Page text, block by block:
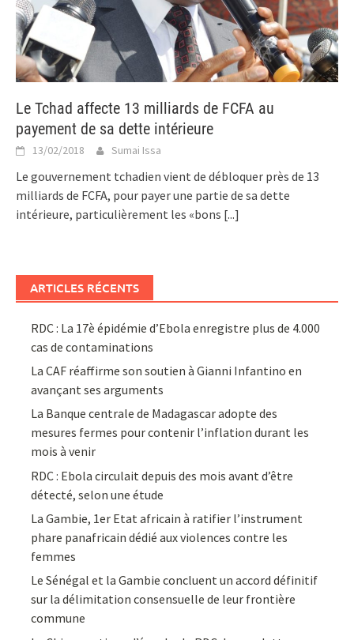
Le Tchad affecte 13 milliards de FCFA au
payement de sa dette intérieure
13/02/2018 Sumai Issa
Le gouvernement tchadien vient de débloquer près de 13
milliards de FCFA, pour payer une partie de sa dette
intérieure, particulièrement les «bons [...]
ARTICLES RÉCENTS
RDC : La 17è épidémie d’Ebola enregistre plus de 4.000
cas de contaminations
La CAF réaffirme son soutien à Gianni Infantino en
avançant ses arguments
La Banque centrale de Madagascar adopte des
mesures fermes pour contenir l’inflation durant les
mois à venir
RDC : Ebola circulait depuis des mois avant d’être
détecté, selon une étude
La Gambie, 1er Etat africain à ratifier l’instrument
phare panafricain dédié aux violences contre les
femmes
Le Sénégal et la Gambie concluent un accord définitif
sur la délimitation consensuelle de leur frontière
commune